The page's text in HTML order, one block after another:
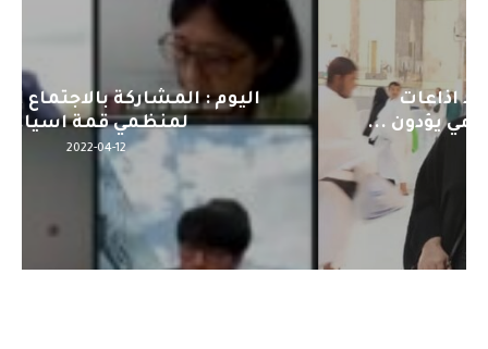
اليوم : المشاركة بالاجتماع التحضيري
لمنظمي قمة اسيا...
2022-04-12